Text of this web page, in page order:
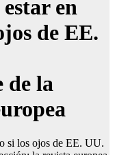
en
de EE.
de la